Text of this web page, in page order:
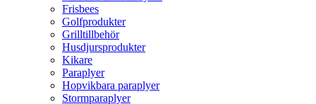
Frisbees
Golfprodukter
Grilltillbehör
Husdjursprodukter
Kikare
Paraplyer
Hopvikbara paraplyer
Stormparaplyer